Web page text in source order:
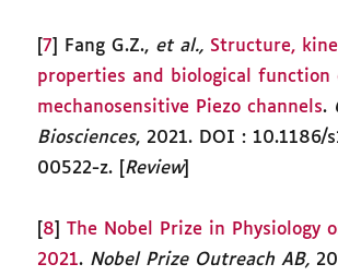
[7 ] Fang G.Z., et al., Structure,
properties and biological function
mechanosensitive Piezo channels.
Biosciences, 2021. DOI : 10.1186/
00522-z. [ Review]
8 ]The Nobel Prize in Physiology
2021. Nobel Prize Outreach AB,